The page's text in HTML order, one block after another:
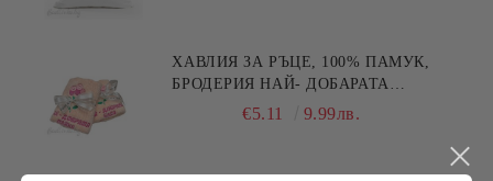
ХАВЛИЯ ЗА РЪЦЕ, 100% ПАМУК,
БРОДЕРИЯ НАЙ- ДОБАРАТА
МАЙКА/БАБА , РАЗМЕР:
€5.11 9.99лв.